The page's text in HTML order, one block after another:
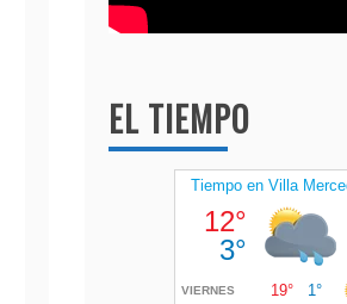
EL TIEMPO